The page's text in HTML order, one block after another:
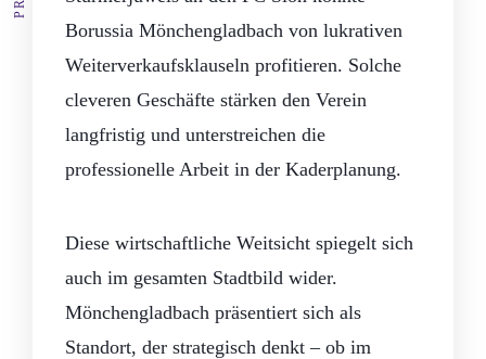
Borussia Mönchengladbach von lukrativen
Weiterverkaufsklauseln profitieren. Solche
cleveren Geschäfte stärken den Verein
langfristig und unterstreichen die
professionelle Arbeit in der Kaderplanung.
Diese wirtschaftliche Weitsicht spiegelt sich
auch im gesamten Stadtbild wider.
Mönchengladbach präsentiert sich als
Standort, der strategisch denkt – ob im